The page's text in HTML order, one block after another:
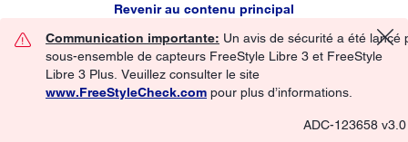
Revenir au contenu principal
Communication importante: Un avis de sécurité a été lancé
sous-ensemble de capteurs FreeStyle Libre 3 et FreeStyle
Libre 3 Plus. Veuillez consulter le site
www.FreeStyleCheck.com pour plus d’informations.
ADC-123658 v3.0